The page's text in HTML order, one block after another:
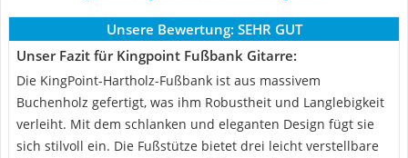
Unsere Bewertung: SEHR GUT
Unser Fazit für Kingpoint Fußbank Gitarre:
Die KingPoint-Hartholz-Fußbank ist aus massivem
Buchenholz gefertigt, was ihm Robustheit und Langlebigkeit
verleiht. Mit dem schlanken und eleganten Design fügt sie
sich stilvoll ein. Die Fußstütze bietet drei leicht verstellbare